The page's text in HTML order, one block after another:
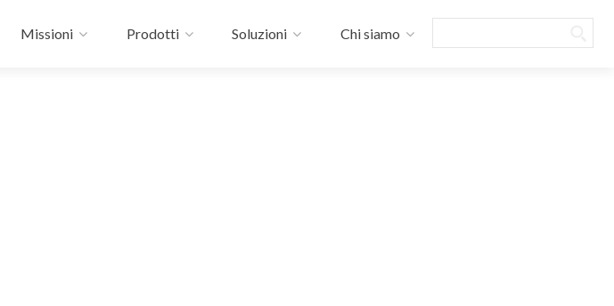
Missioni Prodotti Soluzioni Chi siamo